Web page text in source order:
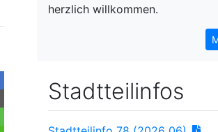
herzlich willkommen.
Stadtteilinfos